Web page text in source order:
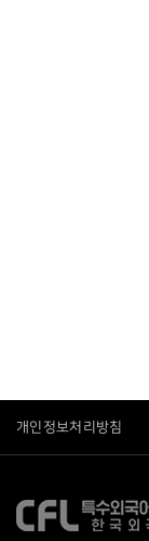
개인정보처리방침